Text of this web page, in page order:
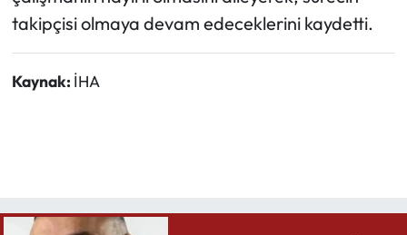
takipçisi olmaya devam edeceklerini kaydetti.
Kaynak: İHA